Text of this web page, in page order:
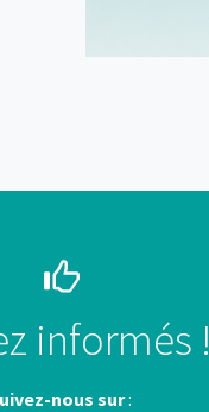
informés !
nous sur: